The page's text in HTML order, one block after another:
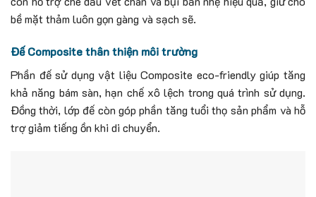
bề mặt thảm luôn gọn gàng và sạch sẽ.
Đế Composite thân thiện môi trường
Phần đế sử dụng vật liệu Composite eco-friendly giúp tăng
khả năng bám sàn, hạn chế xô lệch trong quá trình sử dụng.
Đồng thời, lớp đế còn góp phần tăng tuổi thọ sản phẩm và hỗ
trợ giảm tiếng ồn khi di chuyển.